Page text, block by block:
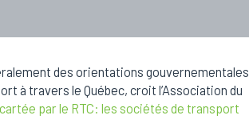
des orientations gouvernementales
à travers le Québec, croit l’Association du
par le RTC: les sociétés de transport